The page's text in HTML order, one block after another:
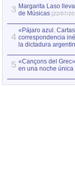
3 Margarita Laso
de Músicas [22/07/
4
«Pájaro azul.
correspondencia
la dictadura
5 «Cançons del
en una noche única